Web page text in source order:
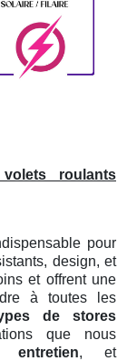
roulants
pour
design, et
et offrent une
à toutes les
de stores
que nous
entretien, et